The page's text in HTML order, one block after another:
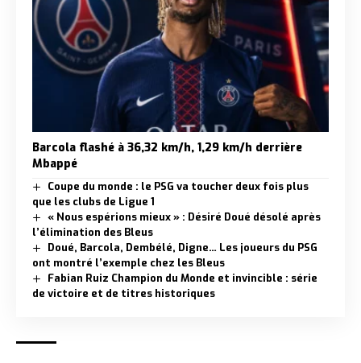
Barcola flashé à 36,32 km/h, 1,29 km/h derrière
Mbappé
Coupe du monde : le PSG va toucher deux fois plus
que les clubs de Ligue 1
« Nous espérions mieux » : Désiré Doué désolé après
l’élimination des Bleus
Doué, Barcola, Dembélé, Digne… Les joueurs du PSG
ont montré l’exemple chez les Bleus
Fabian Ruiz Champion du Monde et invincible : série
de victoire et de titres historiques